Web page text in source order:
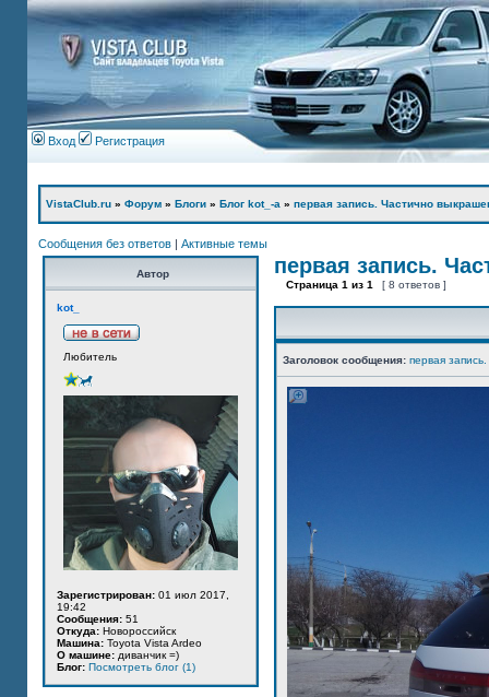
Вход Регистрация
VistaClub.ru » Форум » Блоги » Блог kot_-а » первая запись. Частично
Сообщения без ответов | Активные темы
Автор
kot_
Любитель
Зарегистрирован: 01 июл 2017,
19:42
Сообщения: 51
Откуда: Новороссийск
Машина: Toyota Vista Ardeo
О машине: диванчик =)
Блог: Посмотреть блог (1)
первая запись.
Страница 1 из 1 [ 8 ответов ]
Заголовок сообщения: первая